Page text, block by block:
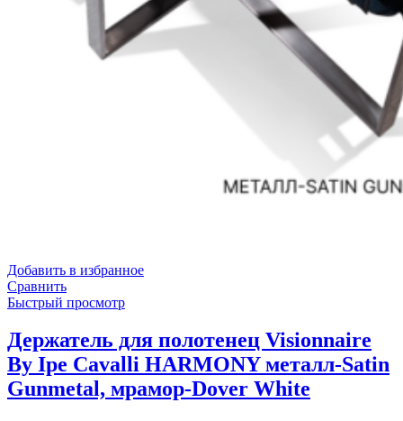
Добавить в избранное
Сравнить
Быстрый просмотр
Держатель для полотенец Visionnaire
By Ipe Cavalli HARMONY металл-Satin
Gunmetal, мрамор-Dover White